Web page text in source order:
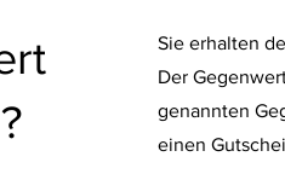
Sie erhalten
Der
genannten
einen